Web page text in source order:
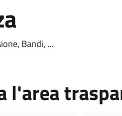
Bandi, ...
l'area